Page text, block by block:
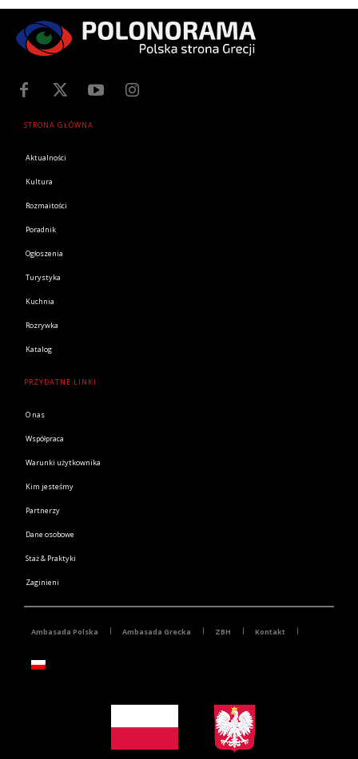
STRONA GŁÓWNA
Aktualności
Kultura
Rozmaitości
Poradnik
Ogłoszenia
Turystyka
Kuchnia
Rozrywka
Katalog
PRZYDATNE LINKI
O nas
Współpraca
Warunki użytkownika
Kim jesteśmy
Partnerzy
Dane osobowe
Staż & Praktyki
Zaginieni
Ambasada Polska Ambasada Grecka ZBH Kontakt